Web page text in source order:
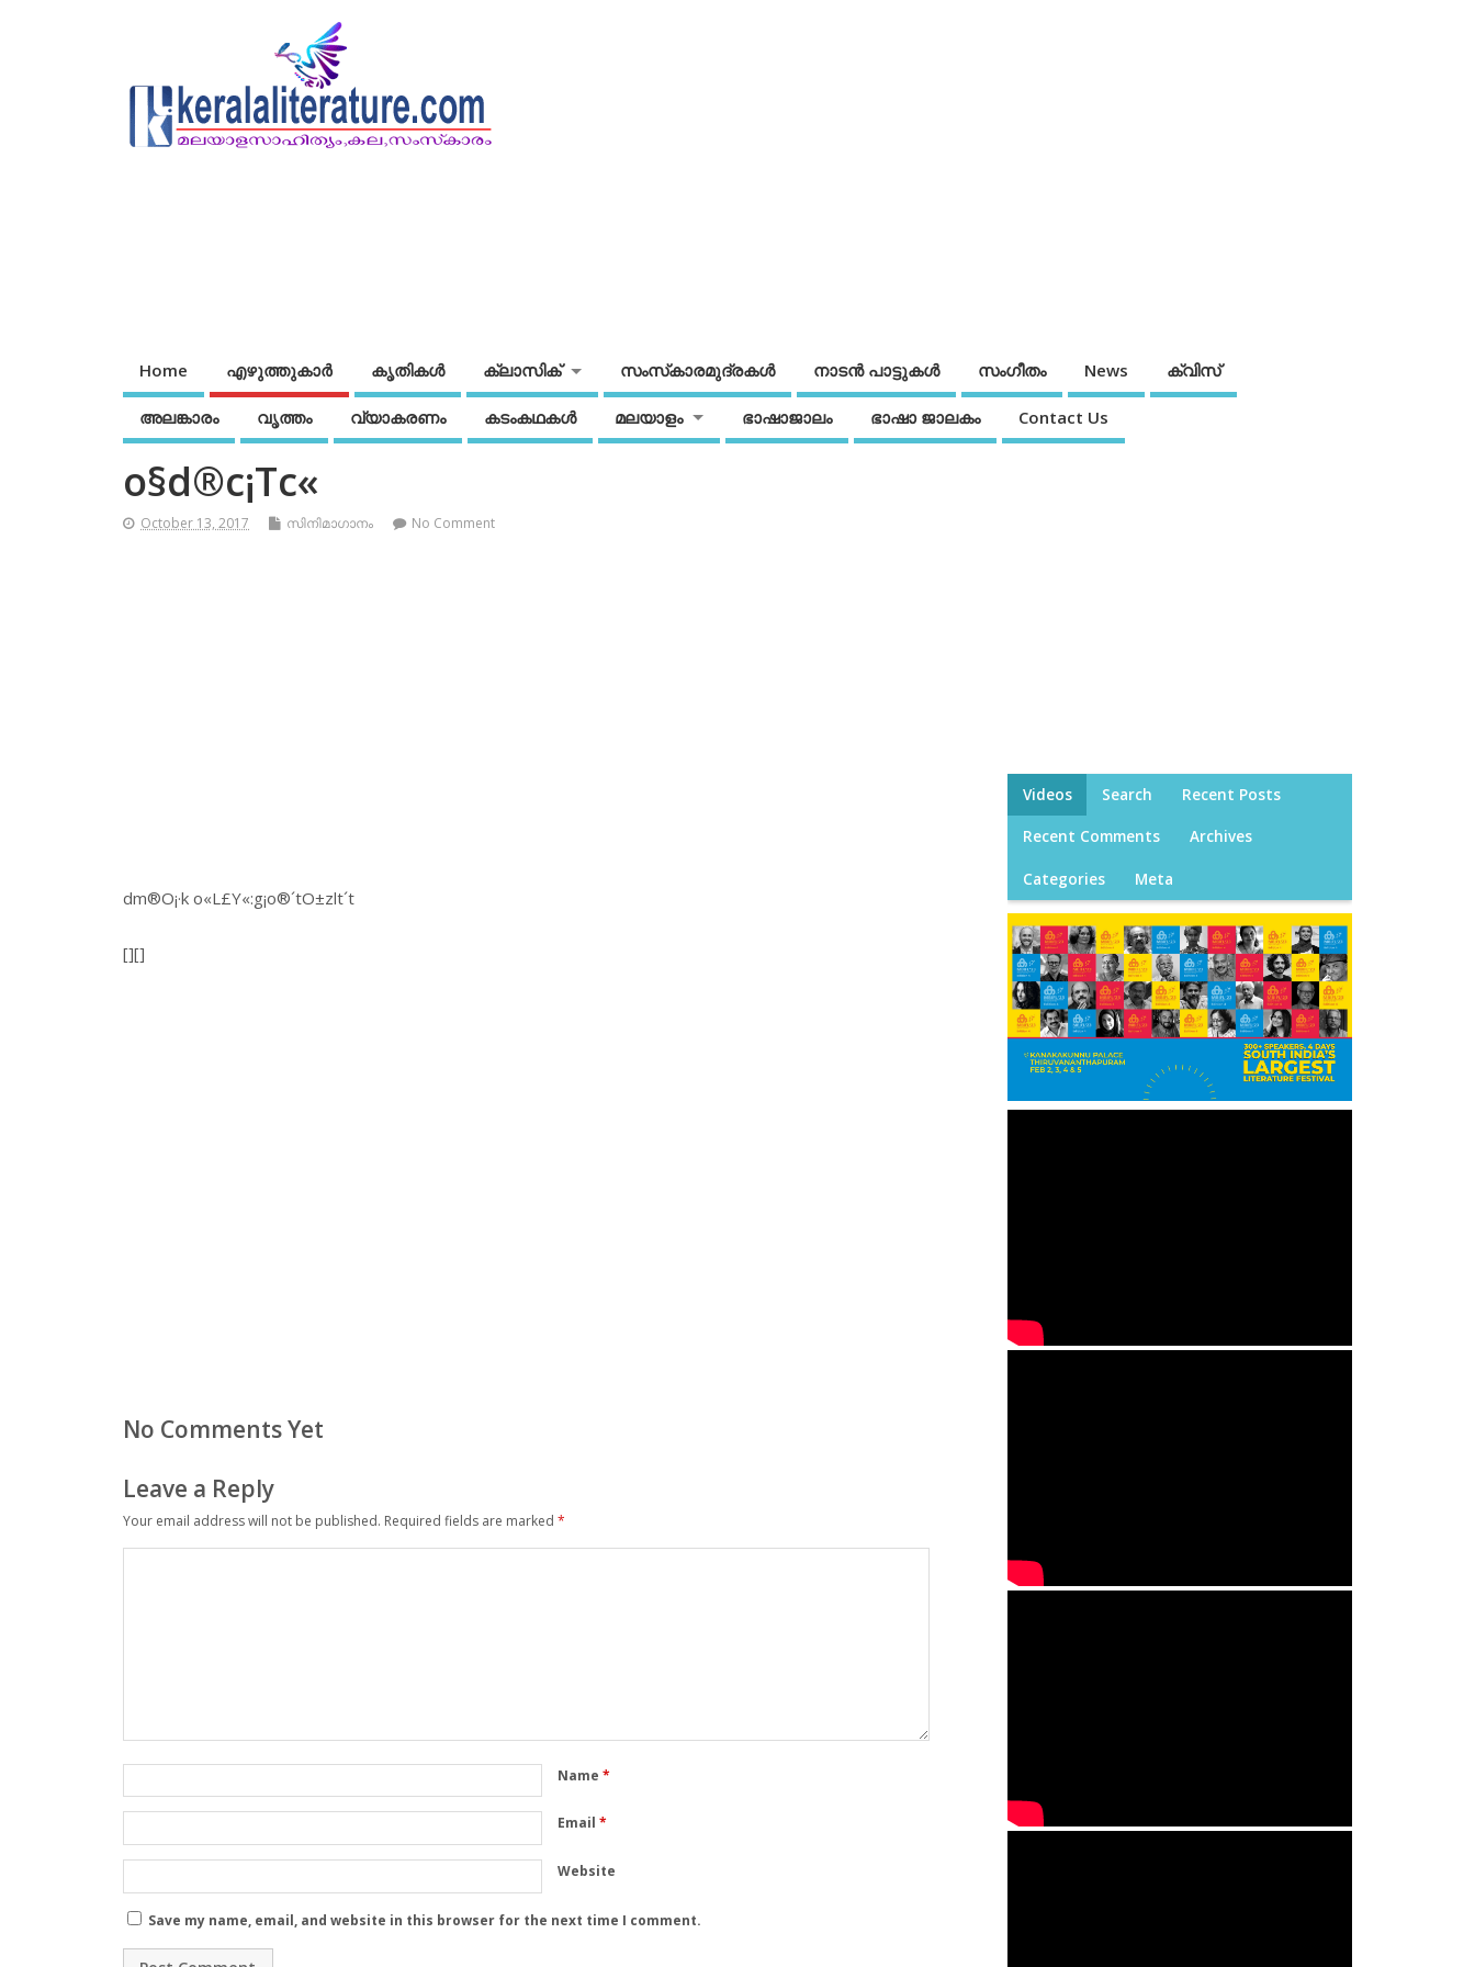
Home എഴുത്തുകാര്‍ കൃതികൾ ക്ലാസിക് സംസ്‌കാരമുദ്രകള്‍ നാടന്‍ പാട്ടുകള്‍ സംഗീതം News ക്വിസ്
അലങ്കാരം വൃത്തം വ്യാകരണം കടംകഥകള്‍ മലയാളം ഭാഷാജാലം ഭാഷാ ജാലകം Contact Us
o§d®c¡Tc«
October 13, 2017 സിനിമാഗാനം No Comment
dm®O¡·k o«L£Y«:g¡o®´tO±zlt´t
[][]
No Comments Yet
Leave a Reply
Your email address will not be published. Required fields are marked *
Name *
Email *
Website
Save my name, email, and website in this browser for the next time I comment.
Videos Search Recent Posts
Recent Comments Archives
Categories Meta